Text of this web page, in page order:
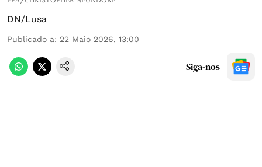
DN/Lusa
Publicado a: 22 Maio 2026, 13:00
Siga-nos